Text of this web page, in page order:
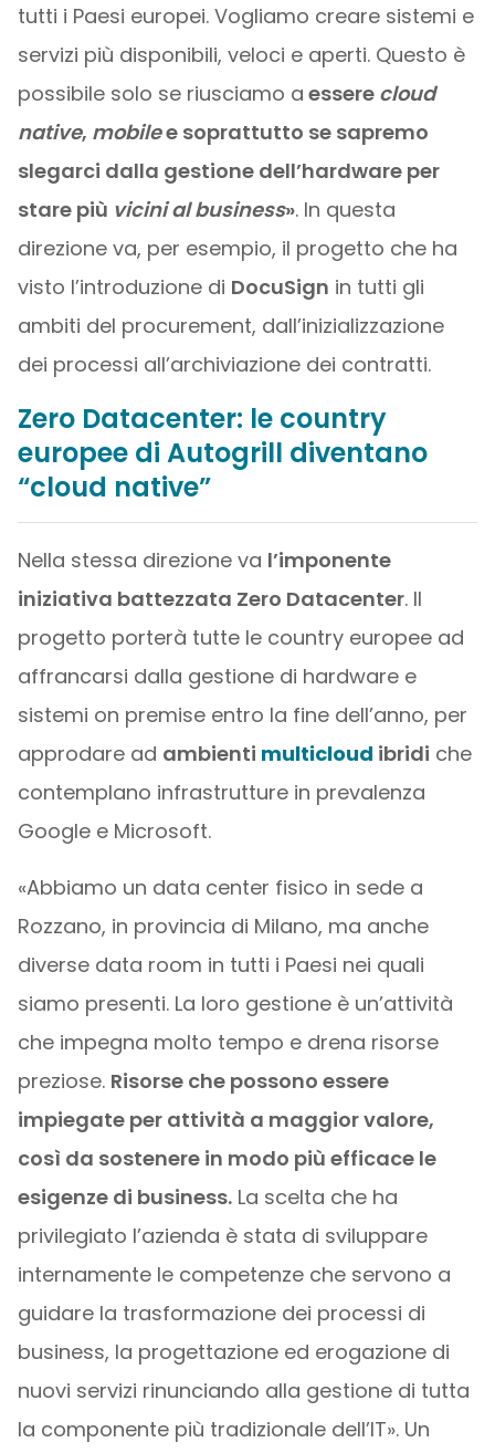
tutti i Paesi europei. Vogliamo creare sistemi e
servizi più disponibili, veloci e aperti. Questo è
possibile solo se riusciamo a essere cloud
native, mobilee soprattutto se sapremo
slegarci dalla gestione dell’hardware per
stare più vicini al business». In questa
direzione va, per esempio, il progetto che ha
visto l’introduzione di DocuSign in tutti gli
ambiti del procurement, dall’inizializzazione
dei processi all’archiviazione dei contratti.
Zero Datacenter: le country
europee di Autogrill diventano
“cloud native”
Nella stessa direzione va l’imponente
iniziativa battezzata Zero Datacenter. Il
progetto porterà tutte le country europee ad
affrancarsi dalla gestione di hardware e
sistemi on premise entro la fine dell’anno, per
approdare ad ambienti multicloud ibridi che
contemplano infrastrutture in prevalenza
Google e Microsoft.
«Abbiamo un data center fisico in sede a
Rozzano, in provincia di Milano, ma anche
diverse data room in tutti i Paesi nei quali
siamo presenti. La loro gestione è un’attività
che impegna molto tempo e drena risorse
preziose. Risorse che possono essere
impiegate per attività a maggior valore,
così da sostenere in modo più efficace le
esigenze di business.La scelta che ha
privilegiato l’azienda è stata di sviluppare
internamente le competenze che servono a
guidare la trasformazione dei processi di
business, la progettazione ed erogazione di
nuovi servizi rinunciando alla gestione di tutta
la componente più tradizionale dell’IT». Un